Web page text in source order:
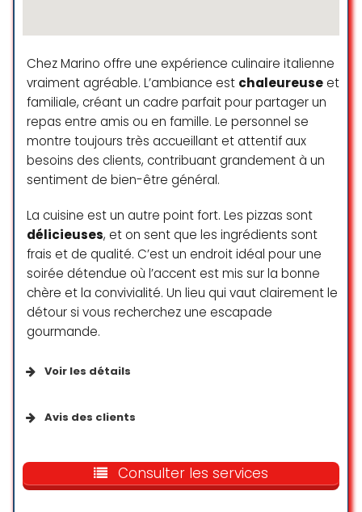
Services
Bar disponible sur place
Toilettes
Wi-Fi
Ambiance
Ambiance décontractée
Branché
Cadre agréable
Touristes
Very nice restaurant located in a
residential area of Geneva.
Pleasant terrace with numerous
outdoor seatings and great
service. Good choice of dishes and
drinks and interesting suggestions
by the chef.
Fahri Asgarzade
☆ 5/5
Au niveau du service c’est l’un des
meilleurs restaurants de Genève,
serveur disponible et arrangeant.
portions généreuses, bon rapport
Merci aux tilleuls pour les belles
soirées passées en terrasse
Chez Marino offre une expérience culinaire italienne
vraiment agréable. L’ambiance est chaleureuse et
familiale, créant un cadre parfait pour partager un
repas entre amis ou en famille. Le personnel se
montre toujours très accueillant et attentif aux
besoins des clients, contribuant grandement à un
sentiment de bien-être général.
La cuisine est un autre point fort. Les pizzas sont
délicieuses, et on sent que les ingrédients sont
frais et de qualité. C’est un endroit idéal pour une
soirée détendue où l’accent est mis sur la bonne
chère et la convivialité. Un lieu qui vaut clairement le
détour si vous recherchez une escapade
gourmande.
Voir les détails
Vente à emporter
Avis des clients
πολύ κόσμο κ αρκετή φασαρία. Έξω
ήταν πιο ευχάριστα. Το προσωπικό
Consulter les services